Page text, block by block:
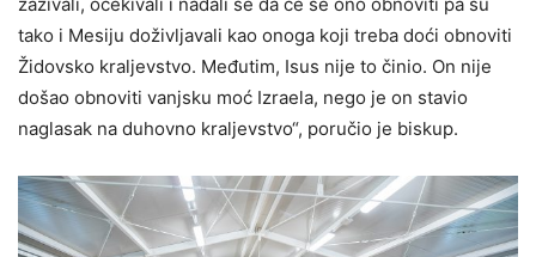
tako i Mesiju doživljavali kao onoga koji treba doći obnoviti
Židovsko kraljevstvo. Međutim, Isus nije to činio. On nije
došao obnoviti vanjsku moć Izraela, nego je on stavio
naglasak na duhovno kraljevstvo“, poručio je biskup.